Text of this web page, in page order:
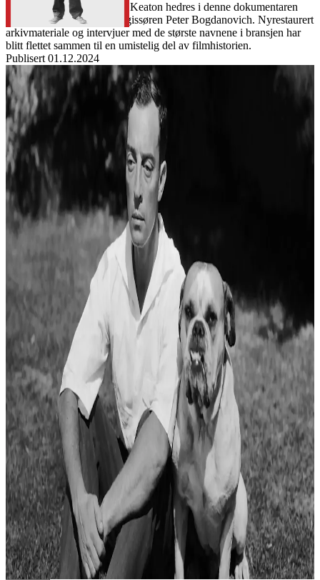
Komediefilmens far Buster Keaton hedres i denne dokumentaren
signert den legendariske regissøren Peter Bogdanovich. Nyrestaurert
arkivmateriale og intervjuer med de største navnene i bransjen har
blitt flettet sammen til en umistelig del av filmhistorien.
Publisert 01.12.2024